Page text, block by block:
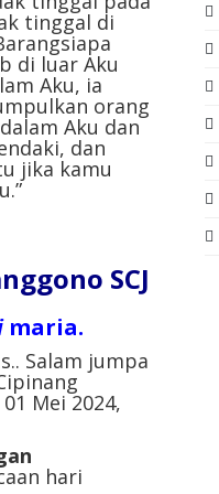
tinggal di
di luar Aku
Aku, ia
orang
Aku dan
dan
jika kamu
SCJ
maria.
Salam jumpa
Mei 2024,
hari